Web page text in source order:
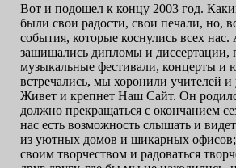
Вот и подошел к концу 2003 год.
были свои радости, свои печали, но,
события, которые коснулись всех
защищались дипломы и диссертации,
музыкальные фестивали, концерты и
встречались, мы хоронили учителей
Живет и крепнет Наш Сайт. Он
должно прекращаться с окончанием
нас есть возможность слышать и
из уютных домов и шикарных офисов;
своим творчеством и радоваться